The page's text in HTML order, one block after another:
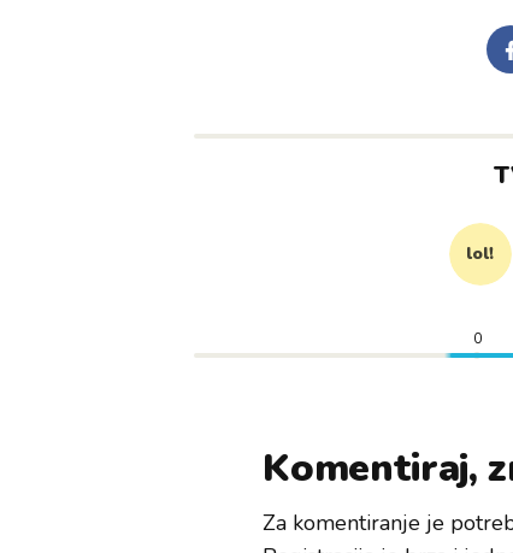
lol!
0
Komentiraj,
Za komentiranje je